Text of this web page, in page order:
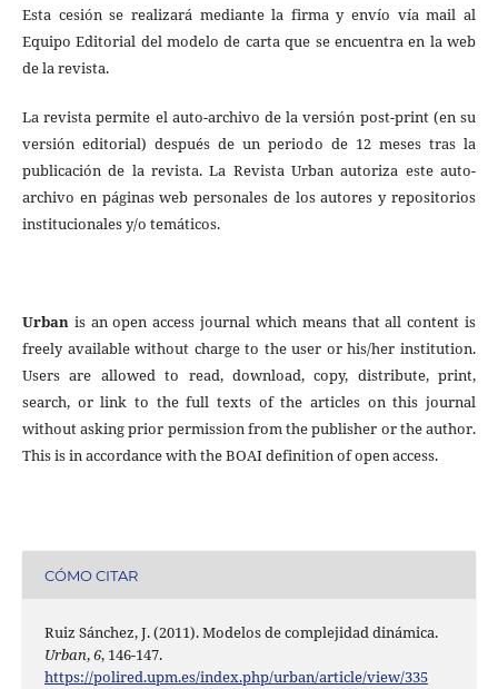
Esta cesión se realizará mediante la firma y envío vía mail al
Equipo Editorial del modelo de carta que se encuentra en la web
de la revista.
La revista permite el auto-archivo de la versión post-print (en su
versión editorial) después de un periodo de 12 meses tras la
publicación de la revista. La Revista Urban autoriza este auto-
archivo en páginas web personales de los autores y repositorios
institucionales y/o temáticos.
Urbanis an open access journal which means that all content is
freely available without charge to the user or his/her institution.
Users are allowed to read, download, copy, distribute, print,
search, or link to the full texts of the articles on this journal
without asking prior permission from the publisher or the author.
This is in accordance with the BOAI definition of open access.
CÓMO CITAR
Ruiz Sánchez, J. (2011). Modelos de complejidad dinámica.
Urban,6, 146-147.
https://polired.upm.es/index.php/urban/article/view/335